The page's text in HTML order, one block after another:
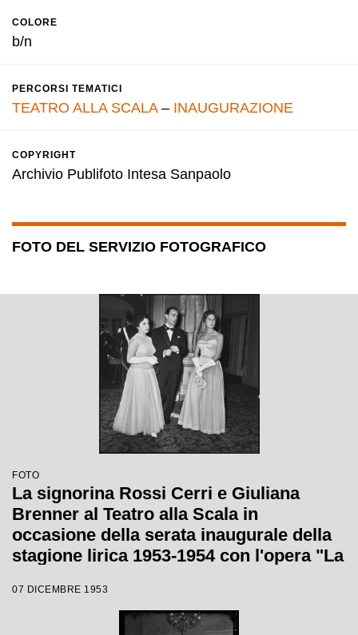
COLORE
b/n
PERCORSI TEMATICI
TEATRO ALLA SCALA– INAUGURAZIONE
COPYRIGHT
Archivio Publifoto Intesa Sanpaolo
FOTO DEL SERVIZIO FOTOGRAFICO
FOTO
La signorina Rossi Cerri e Giuliana
Brenner al Teatro alla Scala in
occasione della serata inaugurale della
stagione lirica 1953-1954 con l'opera "La
Carlo Maria Giulini, con la regia di
Tatiana Pavlova
07 DICEMBRE 1953